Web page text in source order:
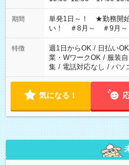
お気軽にご相談ください
期間
単発1日～！ ★勤務開始
い！ ＃8月～ ＃9月～
特徴 週1日からOK / 日払いOK
業・WワークOK / 服装
集 / 電話対応なし / パソ
気になる！